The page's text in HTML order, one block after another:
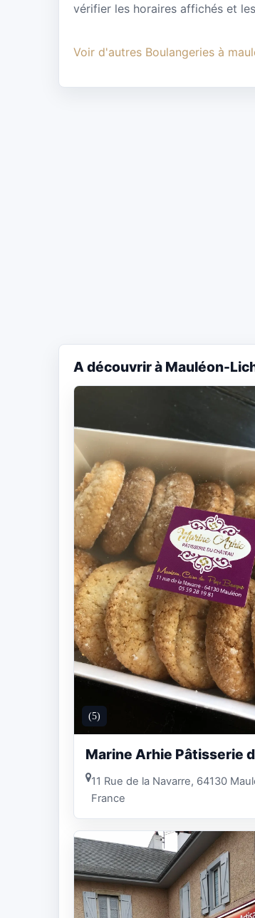
vérifier les horaires affichés et
Voir d'autres Boulangeries à
A découvrir à Mauléon-
(5)
Marine Arhie Pâtisserie
11 Rue de la Navarre, 64130
France